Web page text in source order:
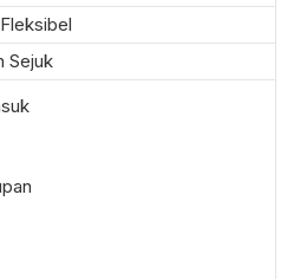
Sejuk